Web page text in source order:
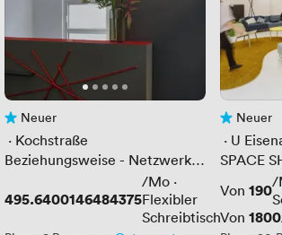
Noch keine Bewertungen
Neuer
· Kochstraße
Beziehungsweise - Netzwerk
für Kommunikation und
Entwicklung
Preis
495.6400146484375
/Mo ·
Flexibler
Schreibtisch
NochNeuer
· U
SPACE
Von Preis
190/
Von Preis
1800